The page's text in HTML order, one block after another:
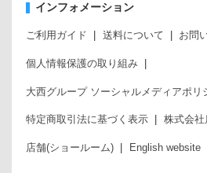
インフォメーション
ご利用ガイド 送料について お問
個人情報保護の取り組み
大西グループ ソーシャルメディアポリ
特定商取引法に基づく表示 株式会社
店舗(ショールーム) English website